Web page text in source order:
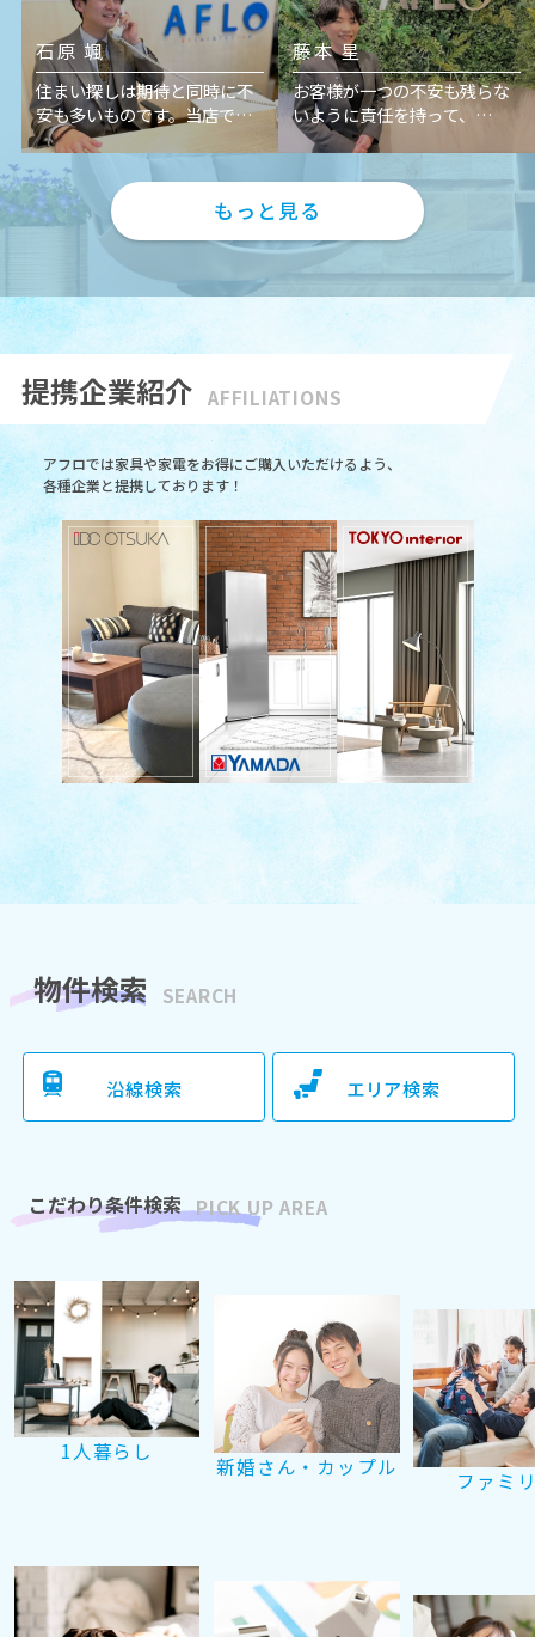
石原 颯
住まい探しは期待と同時に不
安も多いものです。当店で
は、初めてのお部屋探しや住
宅購入のお客様にも安心して
ご相談いただけるよう、分か
りやすく丁寧なご案内を心掛
けています。「相談してよか
った」と感じていただける店
舗を目指し、スタッフ一同お
待ちしております。
藤本 星
お客様が一つの不安も残らな
いように責任を持って、
お部屋探しのお手伝いをさせ
どんな些細な事でも、ご相談
下さいませ！
もっと見る
提携企業紹介 AFFILIATIONS
アフロでは家具や家電をお得にご購入いただけるよう、
各種企業と提携しております！
物件検索 SEARCH
沿線検索 エリア検索
こだわり条件検索 PICK UP AREA
1人暮らし
新婚さん・カップル
ファミ